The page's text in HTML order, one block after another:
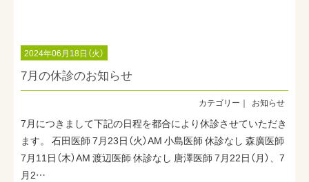
2024年06月18日（火）
7月の休診のお知らせ
お知らせ
7月につきまして下記の日程を都合により休診させていただき
ます。 石田医師 7月23日（火）AM 小島医師 休診なし 森廣医師
7月11日（木）AM 渡辺医師 休診なし 唐澤医師 7月22日（月）、7
月2…